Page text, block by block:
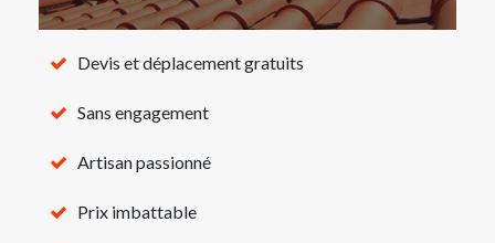
Devis et déplacement gratuits
Sans engagement
Artisan passionné
Prix imbattable